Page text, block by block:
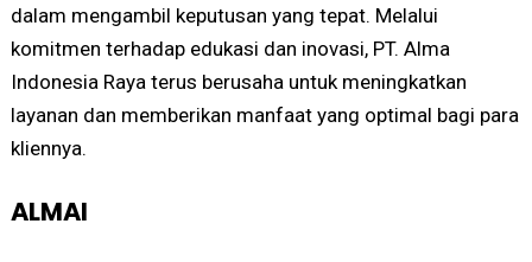
dalam mengambil keputusan yang tepat. Melalui
komitmen terhadap edukasi dan inovasi, PT. Alma
Indonesia Raya terus berusaha untuk meningkatkan
layanan dan memberikan manfaat yang optimal bagi para
kliennya.
ALMAI